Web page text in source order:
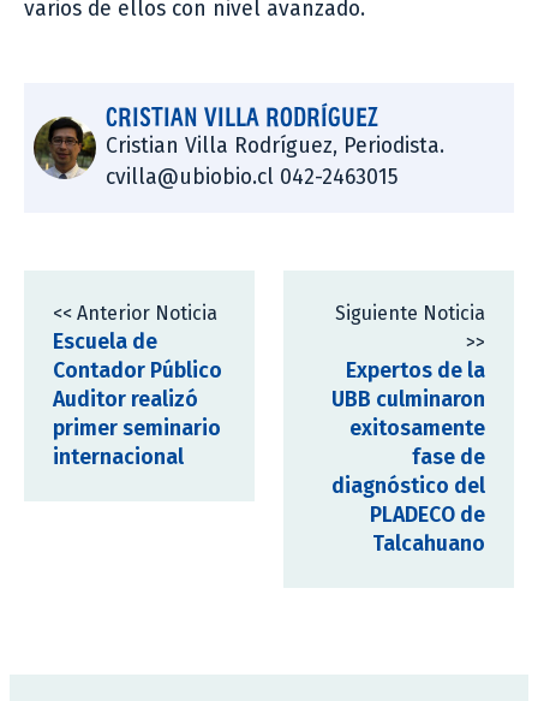
varios de ellos con nivel avanzado.
CRISTIAN VILLA RODRÍGUEZ
Cristian Villa Rodríguez, Periodista.
cvilla@ubiobio.cl 042-2463015
<< Anterior Noticia
Escuela de
Contador Público
Auditor realizó
primer seminario
internacional
Siguiente Noticia
>>
Expertos de la
UBB culminaron
exitosamente
fase de
diagnóstico del
PLADECO de
Talcahuano